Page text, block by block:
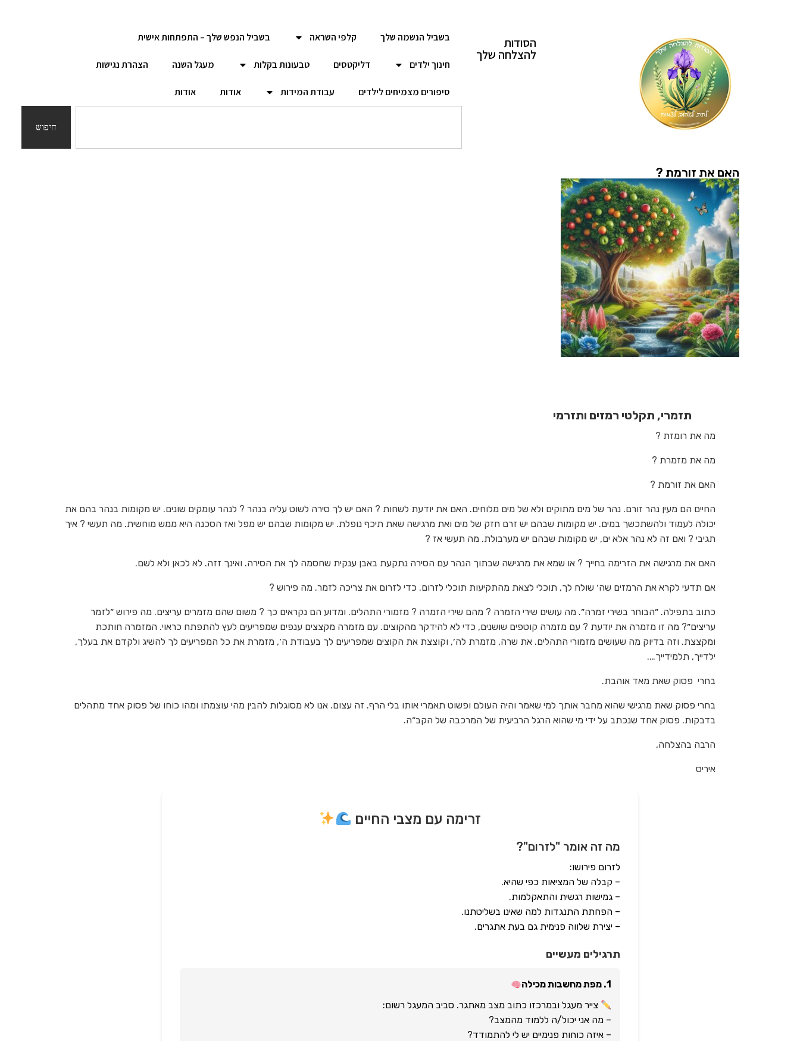
הסודות
להצלחה שלך
בשביל הנשמה שלך קלפי השראה בשביל הנפש שלך – התפתחות אישית
חינוך ילדים דליקטסים טבעונות בקלות מעגל השנה הצהרת נגישות
סיפורים מצמיחים לילדים עבודת המידות אודות אודות
חיפוש
האם את זורמת ?
תזמרי, תקלטי רמזים ותזרמי
מה את רומזת ?
מה את מזמרת ?
האם את זורמת ?
החיים הם מעין נהר זורם. נהר של מים מתוקים ולא של מים מלוחים. האם את יודעת לשחות ? האם יש לך סירה לשוט עליה בנהר ? לנהר עומקים שונים. יש מקומות בנהר בהם את
יכולה לעמוד ולהשתכשך במים. יש מקומות שבהם יש זרם חזק של מים ואת מרגישה שאת תיכף נופלת. יש מקומות שבהם יש מפל ואז הסכנה היא ממש מוחשית. מה תעשי ? איך
תגיבי ? ואם זה לא נהר אלא ים, יש מקומות שבהם יש מערבולת. מה תעשי אז ?
האם את מרגישה את הזרימה בחייך ? או שמא את מרגישה שבתוך הנהר עם הסירה נתקעת באבן ענקית שחסמה לך את הסירה. ואינך זזה. לא לכאן ולא לשם.
אם תדעי לקרא את הרמזים שה׳ שולח לך, תוכלי לצאת מהתקיעות תוכלי לזרום. כדי לזרום את צריכה לזמר. מה פירוש ?
כתוב בתפילה. ״הבוחר בשירי זמרה״. מה עושים שירי הזמרה ? מהם שירי הזמרה ? מזמורי התהלים. ומדוע הם נקראים כך ? משום שהם מזמרים עריצים. מה פירוש ״לזמר
עריצים״? מה זו מזמרה את יודעת ? עם מזמרה קוטפים שושנים, כדי לא להידקר מהקוצים. עם מזמרה מקצצים ענפים שמפריעים לעץ להתפתח כראוי. המזמרה חותכת
ומקצצת. וזה בדיוק מה שעושים מזמורי התהלים. את שרה, מזמרת לה׳, וקוצצת את הקוצים שמפריעים לך בעבודת ה׳, מזמרת את כל המפריעים לך להשיג ולקדם את בעלך,
ילדייך, תלמידייך….
בחרי פסוק שאת מאד אוהבת.
בחרי פסוק שאת מרגישי שהוא מחבר אותך למי שאמר והיה העולם ופשוט תאמרי אותו בלי הרף. זה עצום. אנו לא מסוגלות להבין מהי עוצמתו ומהו כוחו של פסוק אחד מתהלים
בדבקות. פסוק אחד שנכתב על ידי מי שהוא הרגל הרביעית של המרכבה של הקב״ה.
הרבה בהצלחה,
איריס
זרימה עם מצבי החיים
מה זה אומר "לזרום"?
לזרום פירושו:
– קבלה של המציאות כפי שהיא.
– גמישות רגשית והתאקלמות.
– הפחתת התנגדות למה שאינו בשליטתנו.
– יצירת שלווה פנימית גם בעת אתגרים.
תרגילים מעשיים
1. מפת מחשבות מכילה
צייר מעגל ובמרכזו כתוב מצב מאתגר. סביב המעגל רשום:
– מה אני יכול/ה ללמוד מהמצב?
– איזה כוחות פנימיים יש לי להתמודד?